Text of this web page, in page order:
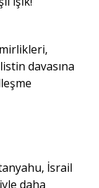
davasına
İsrail
daha